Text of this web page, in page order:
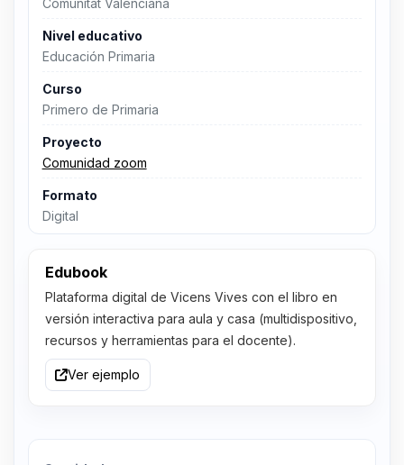
Comunitat Valenciana
Nivel educativo
Educación Primaria
Curso
Primero de Primaria
Proyecto
Comunidad zoom
Formato
Digital
Edubook
Plataforma digital de Vicens Vives con el libro en
versión interactiva para aula y casa (multidispositivo,
recursos y herramientas para el docente).
Ver ejemplo